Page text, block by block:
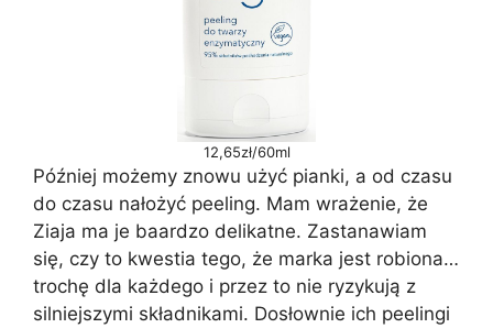
12,65zł/60ml
Później możemy znowu użyć pianki, a od czasu
do czasu nałożyć peeling. Mam wrażenie, że
Ziaja ma je baardzo delikatne. Zastanawiam
się, czy to kwestia tego, że marka jest robiona…
trochę dla każdego i przez to nie ryzykują z
silniejszymi składnikami. Dosłownie ich peelingi